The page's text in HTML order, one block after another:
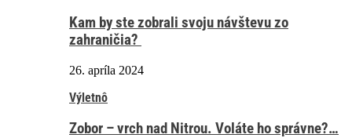
Kam by ste zobrali svoju návštevu zo
zahraničia?
26. apríla 2024
Výletnô
Zobor – vrch nad Nitrou. Voláte ho správne?…